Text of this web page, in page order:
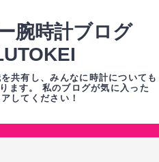
腕時計ブログ
共有し、みんなに時計についても
ます。 私のブログが気に入った
してください！